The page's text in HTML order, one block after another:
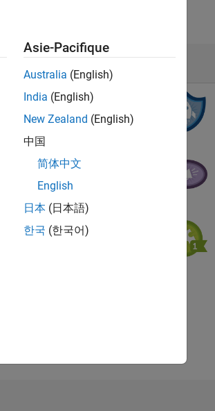
Asie-Pacifique
Australia (English)
India (English)
New Zealand (English)
中国
简体中文
English
日本 (日本語)
한국 (한국어)